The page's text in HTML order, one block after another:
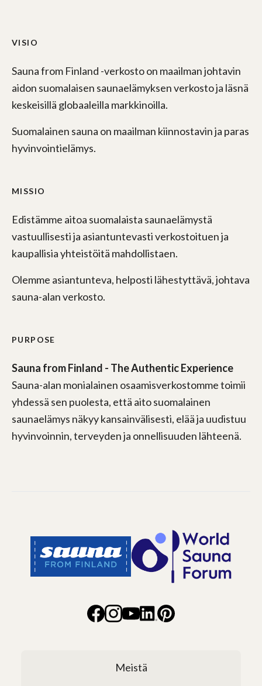
VISIO
Sauna from Finland -verkosto on maailman johtavin
aidon suomalaisen saunaelämyksen verkosto ja läsnä
keskeisillä globaaleilla markkinoilla.
Suomalainen sauna on maailman kiinnostavin ja paras
hyvinvointielämys.
MISSIO
Edistämme aitoa suomalaista saunaelämystä
vastuullisesti ja asiantuntevasti verkostoituen ja
kaupallisia yhteistöitä mahdollistaen.
Olemme asiantunteva, helposti lähestyttävä, johtava
sauna-alan verkosto.
PURPOSE
Sauna from Finland - The Authentic Experience
Sauna-alan monialainen osaamisverkostomme toimii
yhdessä sen puolesta, että aito suomalainen
saunaelämys näkyy kansainvälisesti, elää ja uudistuu
hyvinvoinnin, terveyden ja onnellisuuden lähteenä.
Meistä